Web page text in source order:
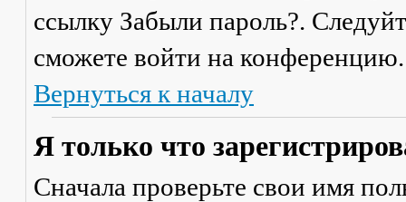
ссылку Забыли пароль?.
сможете войти на конференцию.
Вернуться к началу
Я только что
Сначала проверьте свои имя